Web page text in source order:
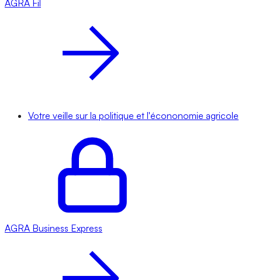
AGRA Fil
Votre veille sur la politique et l'écononomie agricole
AGRA Business Express